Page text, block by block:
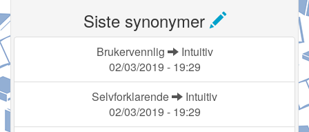
Siste synonymer
Brukervennlig
Intuitiv
02/03/2019 - 19:29
Selvforklarende
Intuitiv
02/03/2019 - 19:29